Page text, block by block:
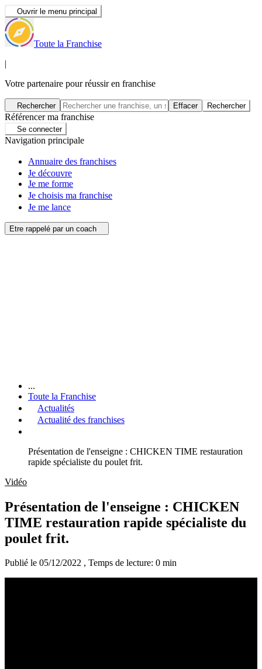
Ouvrir le menu principal
Toute la Franchise
|
Votre partenaire pour réussir en franchise
Rechercher Effacer Rechercher
Référencer ma franchise
Se connecter
Navigation principale
Annuaire des franchises
Je découvre
Je me forme
Je choisis ma franchise
Je me lance
Etre rappelé par un coach
...
Toute la Franchise
Actualités
Actualité des franchises
Présentation de l'enseigne : CHICKEN TIME restauration
rapide spécialiste du poulet frit.
Vidéo
Présentation de l'enseigne : CHICKEN
TIME restauration rapide spécialiste du
poulet frit.
Publié le 05/12/2022 , Temps de lecture: 0 min